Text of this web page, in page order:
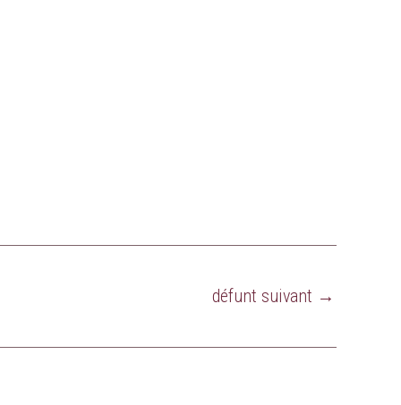
défunt suivant →